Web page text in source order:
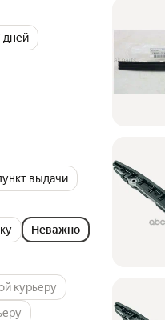
дней
выдачи
Неважно
курьеру